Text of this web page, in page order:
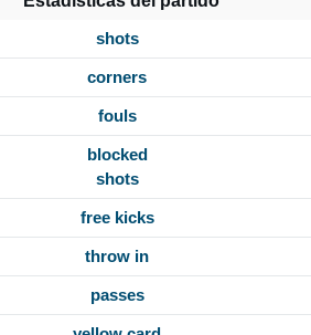
shots
corners
fouls
blocked
shots
free kicks
throw in
passes